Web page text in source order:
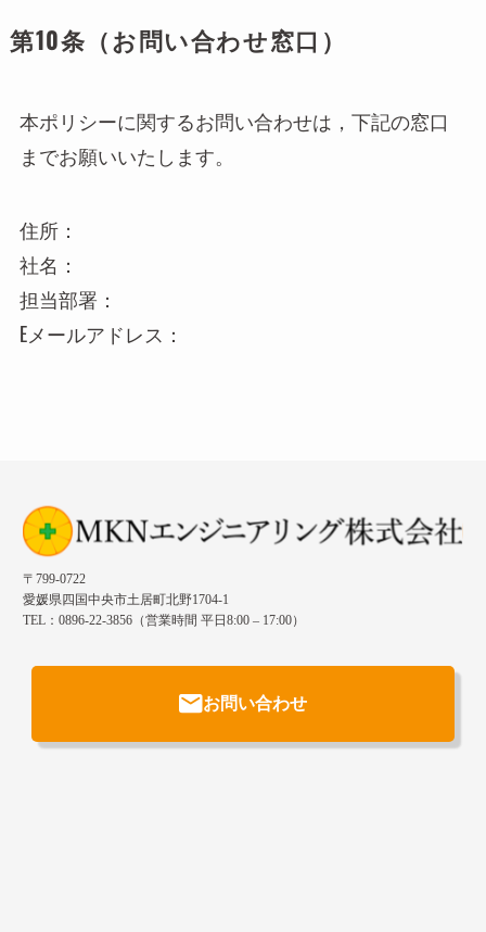
第10条（お問い合わせ窓口）
本ポリシーに関するお問い合わせは，下記の窓口
までお願いいたします。
住所：
社名：
担当部署：
Eメールアドレス：
〒799-0722
愛媛県四国中央市土居町北野1704-1
TEL：0896-22-3856（営業時間 平日8:00 – 17:00）
お問い合わせ